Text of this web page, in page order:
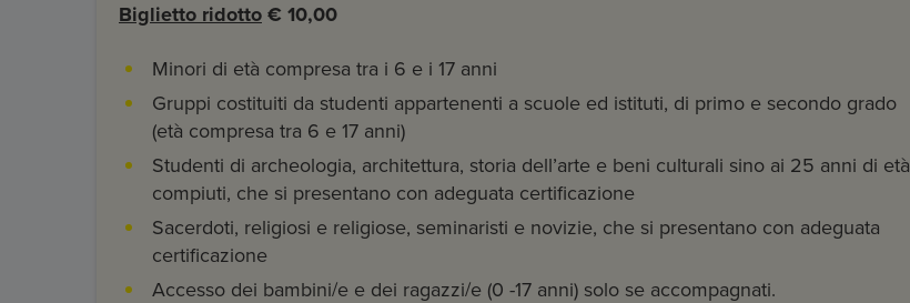
Biglietto ridotto € 10,00
Minori di età compresa tra i 6 e i 17 anni
Gruppi costituiti da studenti appartenenti a scuole ed istituti, di primo e secondo grado
(età compresa tra 6 e 17 anni)
Studenti di archeologia, architettura, storia dell’arte e beni culturali sino ai 25 anni di età
compiuti, che si presentano con adeguata certificazione
Sacerdoti, religiosi e religiose, seminaristi e novizie, che si presentano con adeguata
certificazione
Accesso dei bambini/e e dei ragazzi/e (0 -17 anni) solo se accompagnati.